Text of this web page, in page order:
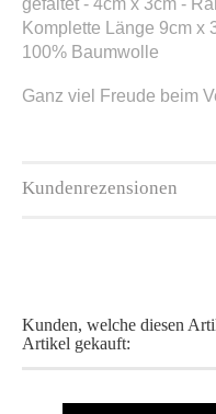
gefaltet - 4cm x 3cm -
Komplette Länge 9cm x
100% Baumwolle
Ganz viel Freude beim
Kundenrezensionen
Kunden, welche diesen
Artikel gekauft: